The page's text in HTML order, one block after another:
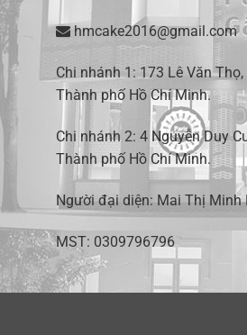
hmcake2016@gmail.com
Chi nhánh 1: 173 Lê Văn
Thành phố Hồ Chí Minh.
Chi nhánh 2: 4 Nguyễn Duy
Thành phố Hồ Chí Minh.
Người đại diện: Mai Thị Minh
MST: 0309796796